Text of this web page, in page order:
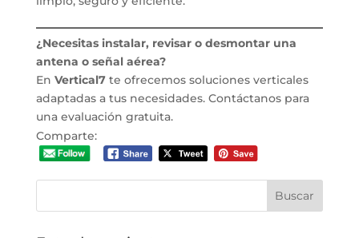
¿Necesitas instalar, revisar o desmontar una
antena o señal aérea?
En Vertical7te ofrecemos soluciones verticales
adaptadas a tus necesidades. Contáctanos para
una evaluación gratuita.
Comparte: